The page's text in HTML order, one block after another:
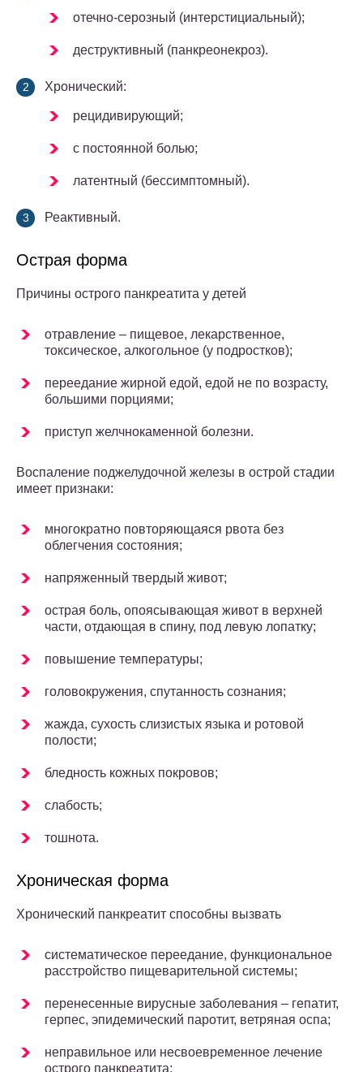
отечно-серозный (интерстициальный);
деструктивный (панкреонекроз).
Хронический:
рецидивирующий;
с постоянной болью;
латентный (бессимптомный).
Реактивный.
Острая форма
Причины острого панкреатита у детей
отравление – пищевое, лекарственное,
токсическое, алкогольное (у подростков);
переедание жирной едой, едой не по возрасту,
большими порциями;
приступ желчнокаменной болезни.
Воспаление поджелудочной железы в острой стадии
имеет признаки:
многократно повторяющаяся рвота без
облегчения состояния;
напряженный твердый живот;
острая боль, опоясывающая живот в верхней
части, отдающая в спину, под левую лопатку;
повышение температуры;
головокружения, спутанность сознания;
жажда, сухость слизистых языка и ротовой
полости;
бледность кожных покровов;
слабость;
тошнота.
Хроническая форма
Хронический панкреатит способны вызвать
систематическое переедание, функциональное
расстройство пищеварительной системы;
перенесенные вирусные заболевания – гепатит,
герпес, эпидемический паротит, ветряная оспа;
неправильное или несвоевременное лечение
острого панкреатита;